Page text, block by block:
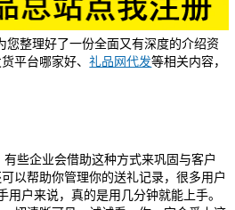
您整理好了一份全面又有深度的介绍资
平台哪家好、礼品网代发等相关内容，
些企业会借助这种方式来巩固与客户
以帮助你管理你的送礼记录，很多用户
户来说，真的是用几分钟就能上手。